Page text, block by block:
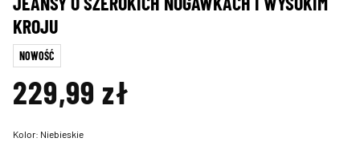
KROJU
NOWOŚĆ
229,99 zł
Kolor: Niebieskie